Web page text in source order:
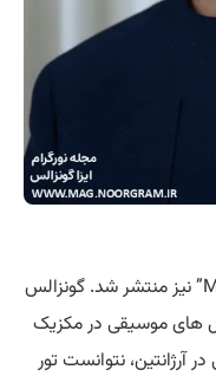
تنها تک آهنگ آلبوم، “Mi destino soy yo” نیز منتشر شد. گونزالس
های موسیقی در مکزیک
آرژانتین، نتوانست تور